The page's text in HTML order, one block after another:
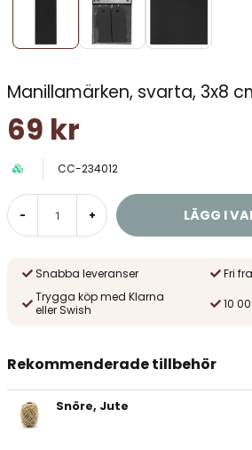
Manillamärken, svarta, 3x8
69 kr
CC-234012
- + LÄGG I
Snabba leveranser
Fri
Trygga köp med Klarna
eller Swish
10
Rekommenderade tillbehör
Snöre, Jute